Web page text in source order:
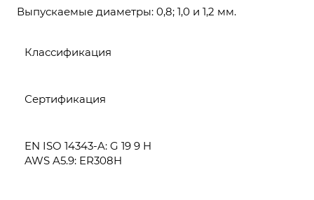
Выпускаемые диаметры: 0,8; 1,0 и 1,2 мм.
Классификация
Сертификация
EN ISO 14343-A: G 19 9 H
AWS A5.9: ER308H